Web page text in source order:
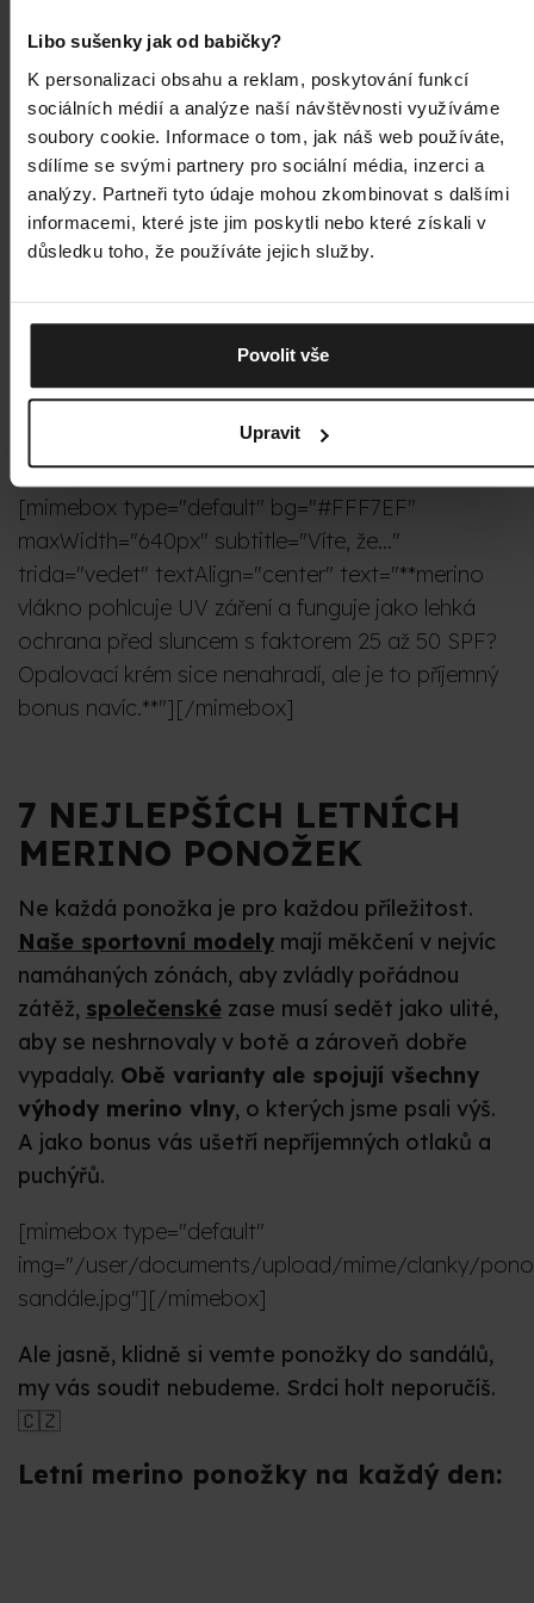
Libo sušenky jak od babičky?
K personalizaci obsahu a reklam, poskytování funkcí
sociálních médií a analýze naší návštěvnosti využíváme
soubory cookie. Informace o tom, jak náš web používáte,
sdílíme se svými partnery pro sociální média, inzerci a
analýzy. Partneři tyto údaje mohou zkombinovat s dalšími
informacemi, které jste jim poskytli nebo které získali v
důsledku toho, že používáte jejich služby.
Povolit vše
Upravit
rychleji, ale s bakteriemi a zápachem už tolik ne,
po pár hodinách nošení je to znát
Merino zvládá obojí najednou: v horku chladí,
odvádí pot od kůže a díky přirozeným
antibakteriálním vlastnostem nezapáchá.
Rozdíl je i v dopadu na přírodu, od výroby až
po chvíli, kdy oblečení doslouží. Bavlna je sice
Syntetika zasevzniká z ropya v přírodě se
prakticky nerozloží. Merino je naopak
obnovitelný materiál, který se přirozeně rozloží,
[mimebox type="default" bg="#FFF7EF"
maxWidth="640px" subtitle="Víte, že..."
trida="vedet" textAlign="center" text="**merino
vlákno pohlcuje UV záření a funguje jako lehká
ochrana před sluncem s faktorem 25 až 50 SPF?
Opalovací krém sice nenahradí, ale je to příjemný
bonus navíc.**"][/mimebox]
7 NEJLEPŠÍCH LETNÍCH
MERINO PONOŽEK
Ne každá ponožka je pro každou příležitost.
Naše sportovní modely mají měkčení v nejvíc
namáhaných zónách, aby zvládly pořádnou
zátěž, společenské zase musí sedět jako ulité,
aby se neshrnovaly v botě a zároveň dobře
vypadaly. Obě varianty ale spojují všechny
výhody merino vlny, o kterých jsme psali výš.
A jako bonus vás ušetří nepříjemných otlaků a
puchýřů.
[mimebox type="default"
img="/user/documents/upload/mime/clanky/
sandále.jpg"][/mimebox]
Ale jasně, klidně si vemte ponožky do sandálů,
my vás soudit nebudeme. Srdci holt neporučíš.
🇨🇿
Letní merino ponožky na každý den: